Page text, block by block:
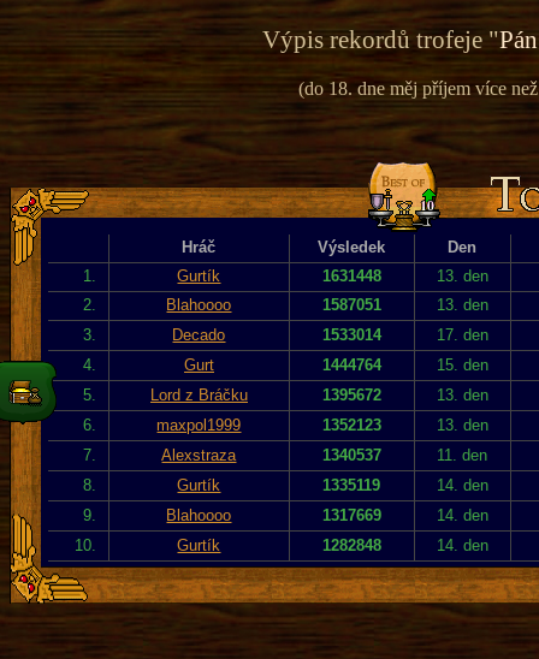
Výpis rekordů trofeje "
(do 18. dne měj příjem více
Hráč Výsledek
Den
1.
Gurtík 1631448
13. den
2.
Blahoooo 1587051
13. den
3.
Decado 1533014
17. den
4.
Gurt 1444764
15. den
5.
Lord z Bráčku 1395672
13. den
6.
maxpol1999 1352123
13. den
7.
Alexstraza 1340537
11. den
8.
Gurtík 1335119
14. den
9.
Blahoooo 1317669
14. den
10.
Gurtík 1282848 14. den